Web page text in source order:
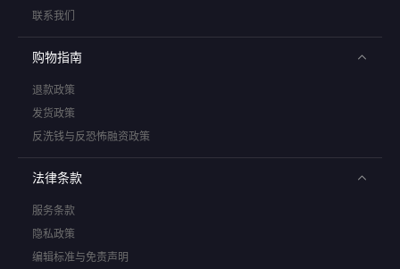
联系我们
购物指南
退款政策
发货政策
反洗钱与反恐怖融资政策
法律条款
服务条款
隐私政策
编辑标准与免责声明